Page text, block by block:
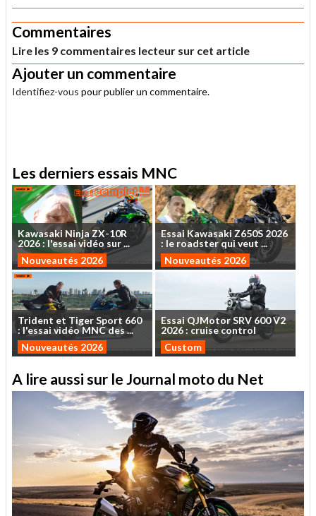
Commentaires
Lire les 9 commentaires lecteur sur cet article
Ajouter un commentaire
Identifiez-vous pour publier un commentaire.
Les derniers essais MNC
Kawasaki NinjaZX-10R
2026: l'essaividéo sur...
Nouveautés 2026
Essai Kawasaki Z650S 2026
: le roadsterquiveut ...
Nouveautés 2026
Trident et TigerSport 660
: l'essaividéo MNCdes...
Nouveautés 2026
EssaiQJMotorSRV 600V2
2026 : cruise control
Custom
A lire aussi sur le Journal moto du Net